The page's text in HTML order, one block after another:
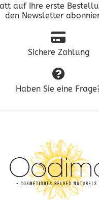
auf Ihre erste
den Newsletter
Sichere Zahlung
Haben Sie eine